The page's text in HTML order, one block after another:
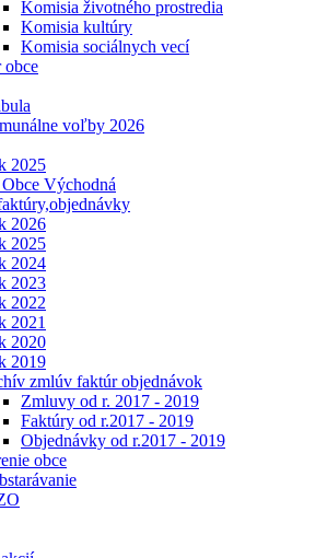
Komisia životného prostredia
Komisia kultúry
Komisia sociálnych vecí
voľby 2026
2025
Východná
2026
2025
2024
2023
2022
2021
2020
2019
zmlúv faktúr objednávok
Zmluvy od r. 2017 - 2019
Faktúry od r.2017 - 2019
Objednávky od r.2017 - 2019
obce